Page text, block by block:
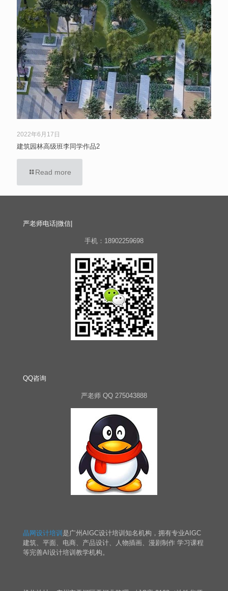
2022年6月17日
建筑园林高级班李同学作品2
Read more
严老师电话|微信|
手机：18902259698
QQ咨询
严老师 QQ 275043888
晶网设计培训 是广州AIGC设计培训知名机构，拥有专业AIGC
建筑、平面、电商、产品设计、人物插画、漫剧制作 学习课程
等完善AI设计培训教学机构。